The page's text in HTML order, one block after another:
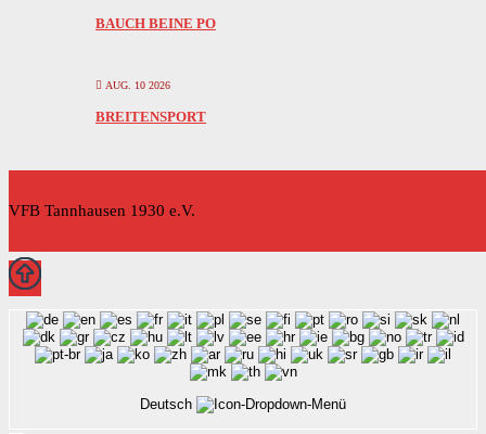
BAUCH BEINE PO
AUG. 10 2026
BREITENSPORT
VFB Tannhausen 1930 e.V.
Deutsch